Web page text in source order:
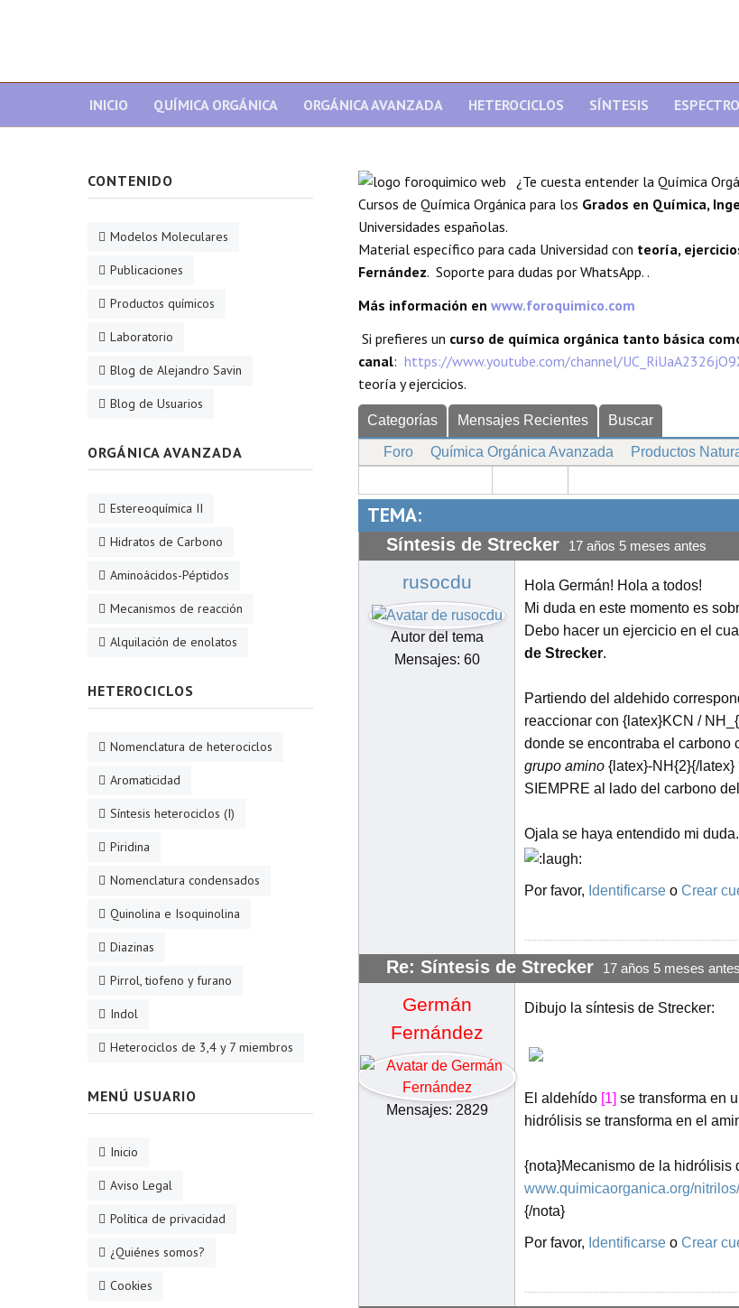
INICIO QUÍMICA ORGÁNICA ORGÁNICA AVANZADA HETEROCICLOS SÍNTESIS
¿Te cuesta entender la Química
Cursos de Química Orgánica para los Grados en Química,
Universidades españolas.
Material específico para cada Universidad con teoría,
Fernández. Soporte para dudas por WhatsApp. .
Más información en www.foroquimico.com
Si prefieres un curso de química orgánica tanto básica
canal: https://www.youtube.com/channel/
teoría y ejercicios.
Categorías Mensajes Recientes Buscar
Foro Química Orgánica Avanzada Productos
TEMA:
Síntesis de Strecker 17 años 5 meses antes
rusocdu
Autor del tema
Mensajes: 60
Hola Germán! Hola a todos!
Mi duda en este momento es
Debo hacer un ejercicio en el
de Strecker.
Partiendo del aldehido
reaccionar con {latex}KCN /
donde se encontraba el carbono
grupo amino {latex}-NH{2}{/
SIEMPRE al lado del carbono
Ojala se haya entendido mi
Por favor, Identificarse o Crear
Re: Síntesis de Strecker 17 años 5 meses antes
Germán
Fernández
Mensajes: 2829
Dibujo la síntesis de Strecker:
El aldehído [1] se transforma en
hidrólisis se transforma en el
{nota}Mecanismo de la hidrólisis
www.quimicaorganica.org/
{/nota}
Por favor, Identificarse o Crear
CONTENIDO
Modelos Moleculares
Publicaciones
Productos químicos
Laboratorio
Blog de Alejandro Savin
Blog de Usuarios
ORGÁNICA AVANZADA
Estereoquímica II
Hidratos de Carbono
Aminoácidos-Péptidos
Mecanismos de reacción
Alquilación de enolatos
HETEROCICLOS
Nomenclatura de heterociclos
Aromaticidad
Síntesis heterociclos (I)
Piridina
Nomenclatura condensados
Quinolina e Isoquinolina
Diazinas
Pirrol, tiofeno y furano
Indol
Heterociclos de 3,4 y 7 miembros
MENÚ USUARIO
Inicio
Aviso Legal
Política de privacidad
¿Quiénes somos?
Cookies